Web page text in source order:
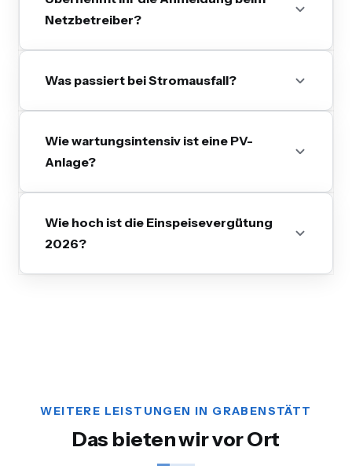
Netzbetreiber?
Was passiert bei Stromausfall?
Wie wartungsintensiv ist eine PV-
Anlage?
Wie hoch ist die Einspeisevergütung
2026?
WEITERE LEISTUNGEN IN GRABENSTÄTT
Das bieten wir vor Ort